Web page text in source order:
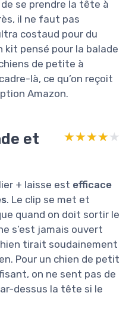
de se prendre la tête à
il ne faut pas
costaud pour du
kit pensé pour la balade
de petite à
là, ce qu’on reçoit
Amazon.
et
★★★★★
★★★★★
+ laisse est efficace
. Le clip se met et
quand on doit sortir le
s’est jamais ouvert
tirait soudainement
Pour un chien de petit
on ne sent pas de
dessus la tête si le